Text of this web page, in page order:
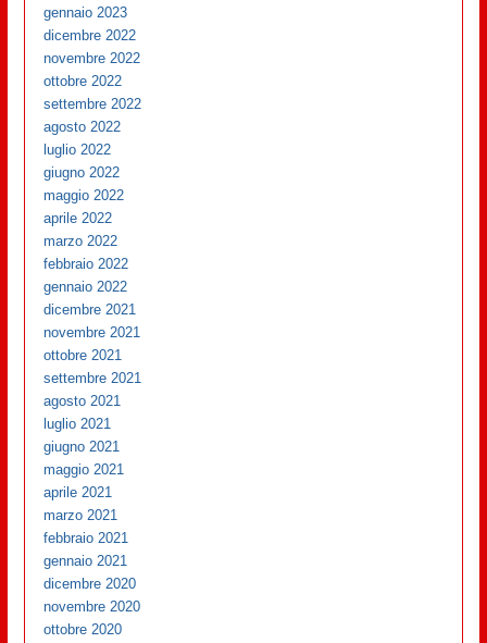
gennaio 2023
dicembre 2022
novembre 2022
ottobre 2022
settembre 2022
agosto 2022
luglio 2022
giugno 2022
maggio 2022
aprile 2022
marzo 2022
febbraio 2022
gennaio 2022
dicembre 2021
novembre 2021
ottobre 2021
settembre 2021
agosto 2021
luglio 2021
giugno 2021
maggio 2021
aprile 2021
marzo 2021
febbraio 2021
gennaio 2021
dicembre 2020
novembre 2020
ottobre 2020